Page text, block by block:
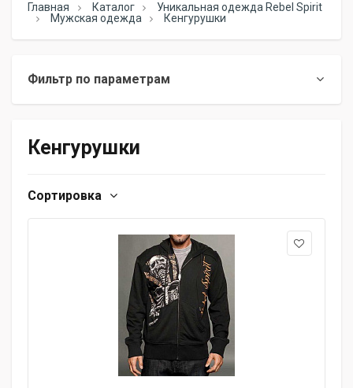
Главная Каталог
Уникальная одежда Rebel Spirit
Мужская одежда
Кенгурушки
Фильтр по параметрам
Кенгурушки
Сортировка